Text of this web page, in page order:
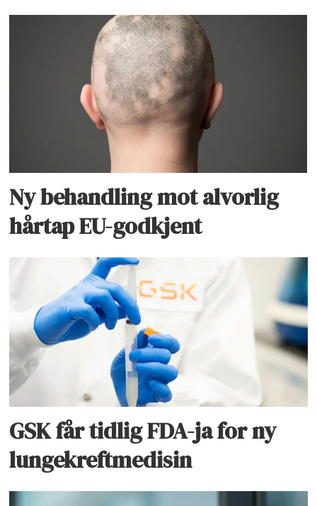
Ny behandling mot alvorlig
hårtap EU-godkjent
GSK får tidlig FDA-ja for ny
lungekreftmedisin